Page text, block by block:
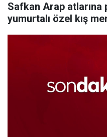
Safkan Arap atlarına
yumurtalı özel kış